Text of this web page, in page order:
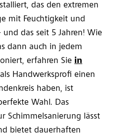
das den extremen
mit Feuchtigkeit und
das seit 5 Jahren! Wie
dann auch in jedem
erfahren Sie in
als Handwerksprofi einen
haben, ist
Wahl. Das
Schimmelsanierung lässt
bietet dauerhaften